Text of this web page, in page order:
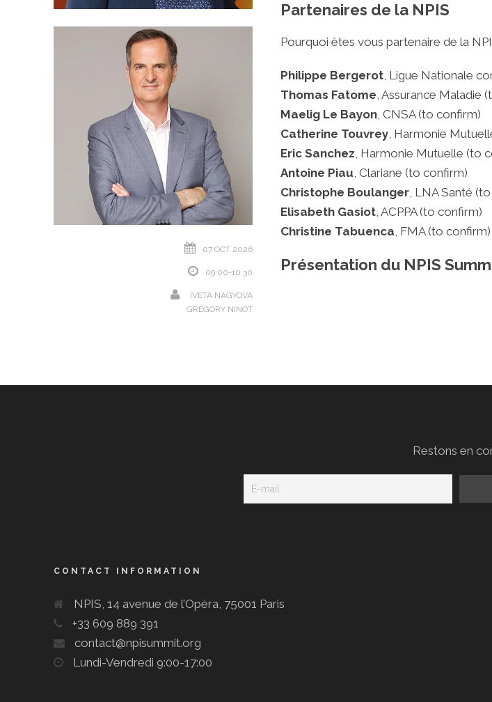
07 OCT 2026
09:00-10:30
IVETA NAGYOVA
GRÉGORY NINOT
Partenaires de la NPIS
Pourquoi êtes vous partenaire de la
Philippe Bergerot, Ligue Nationale
Thomas Fatome, Assurance Maladie
Maelig Le Bayon, CNSA (to confirm)
Catherine Touvrey, Harmonie
Eric Sanchez, Harmonie Mutuelle (to
Antoine Piau, Clariane (to confirm)
Christophe Boulanger, LNA Santé
Elisabeth Gasiot, ACPPA (to confirm)
Christine Tabuenca, FMA (to confirm)
Présentation du NPIS
Restons en
CONTACT INFORMATION
NPIS, 14 avenue de l’Opéra, 75001 Paris
+33 609 889 391
contact@npisummit.org
Lundi-Vendredi 9:00-17:00